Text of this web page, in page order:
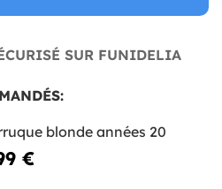
SUR FUNIDELIA
blonde années 20
€